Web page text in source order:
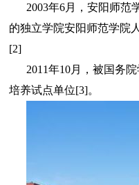
2003年6月，安阳师范
的独立学院安阳师范学院
[2]
2011年10月，被国务
培养试点单位[3]。